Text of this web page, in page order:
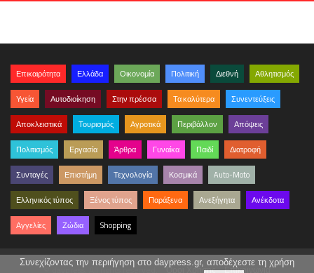
Επικαιρότητα Ελλάδα Οικονομία Πολιτική Διεθνή Αθλητισμός
Υγεία Αυτοδιοίκηση Στην πρέσσα Τα καλύτερα Συνεντεύξεις
Αποκλειστικά Τουρισμός Αγροτικά Περιβάλλον Απόψεις
Πολιτισμός Εργασία Άρθρα Γυναίκα Παιδί Διατροφή
Συνταγές Επιστήμη Τεχνολογία Κοσμικά Auto-Moto
Ελληνικός τύπος Ξένος τύπος Παράξενα Ανεξήγητα Ανέκδοτα
Αγγελίες Ζώδια Shopping
© daypress. All rights reserved.Όροι Χρήσης Επικοινωνία
Συνεχίζοντας την περιήγηση στο daypress.gr, αποδέχεστε τη χρήση